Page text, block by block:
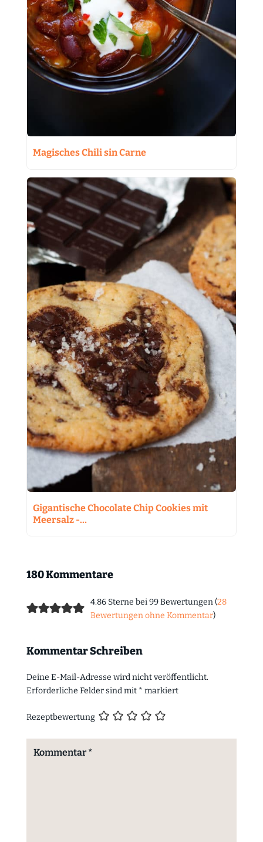
Magisches Chili sin Carne
Gigantische Chocolate Chip Cookies mit
Meersalz -…
180 Kommentare
4.86 Sterne bei 99 Bewertungen (28
Bewertungen ohne Kommentar)
Kommentar Schreiben
Deine E-Mail-Adresse wird nicht veröffentlicht.
Erforderliche Felder sind mit * markiert
Rezeptbewertung